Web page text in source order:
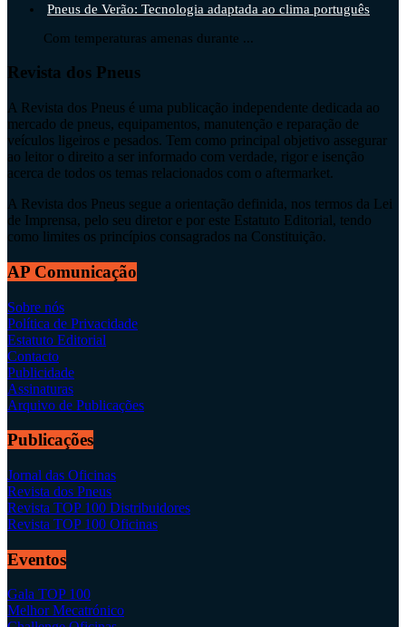
Pneus de Verão: Tecnologia adaptada ao clima português
Com temperaturas amenas durante ...
Revista dos Pneus
A Revista dos Pneus é uma publicação independente dedicada ao
mercado de pneus, equipamentos, manutenção e reparação de
veículos ligeiros e pesados. Tem como principal objetivo assegurar
ao leitor o direito a ser informado com verdade, rigor e isenção
acerca de todos os temas relacionados com o aftermarket.
A Revista dos Pneus segue a orientação definida, nos termos da Lei
de Imprensa, pelo seu diretor e por este Estatuto Editorial, tendo
como limites os princípios consagrados na Constituição.
AP Comunicação
Sobre nós
Política de Privacidade
Estatuto Editorial
Contacto
Publicidade
Assinaturas
Arquivo de Publicações
Publicações
Jornal das Oficinas
Revista dos Pneus
Revista TOP 100 Distribuidores
Revista TOP 100 Oficinas
Eventos
Gala TOP 100
Melhor Mecatrónico